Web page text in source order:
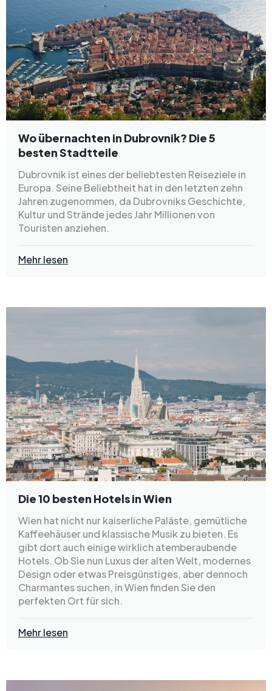
Wo übernachten in Dubrovnik? Die 5
besten Stadtteile
Dubrovnik ist eines der beliebtesten Reiseziele in
Europa. Seine Beliebtheit hat in den letzten zehn
Jahren zugenommen, da Dubrovniks Geschichte,
Kultur und Strände jedes Jahr Millionen von
Touristen anziehen.
Mehr lesen
Die 10 besten Hotels in Wien
Wien hat nicht nur kaiserliche Paläste, gemütliche
Kaffeehäuser und klassische Musik zu bieten. Es
gibt dort auch einige wirklich atemberaubende
Hotels. Ob Sie nun Luxus der alten Welt, modernes
Design oder etwas Preisgünstiges, aber dennoch
Charmantes suchen, in Wien finden Sie den
perfekten Ort für sich.
Mehr lesen